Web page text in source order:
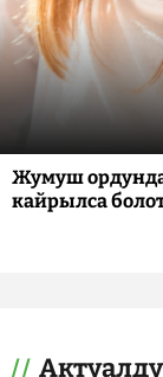
Жумуш
кайрылса